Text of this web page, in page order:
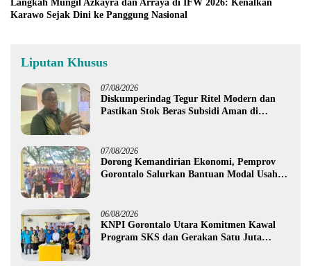
Langkah Mungil Azkayra dan Arraya di IFW 2026: Kenalkan
Karawo Sejak Dini ke Panggung Nasional
Liputan Khusus
07/08/2026
Diskumperindag Tegur Ritel Modern dan
Pastikan Stok Beras Subsidi Aman di
07/08/2026
Dorong Kemandirian Ekonomi, Pemprov
Gorontalo Salurkan Bantuan Modal Usaha
06/08/2026
KNPI Gorontalo Utara Komitmen Kawal
Program SKS dan Gerakan Satu Juta